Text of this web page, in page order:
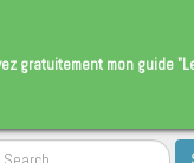
gratuitement mon guide